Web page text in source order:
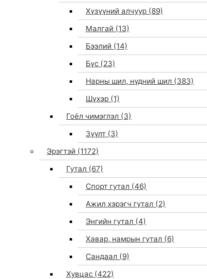
Хүзүүний алчуур (89)
Малгай (13)
Бээлий (14)
Бүс (23)
Нарны шил, нүдний шил (383)
Шүхэр (1)
Гоёл чимэглэл (3)
Зүүлт (3)
Эрэгтэй (1172)
Гутал (67)
Спорт гутал (46)
Ажил хэрэгч гутал (2)
Энгийн гутал (4)
Хавар, намрын гутал (6)
Сандаал (9)
Хувцас (422)